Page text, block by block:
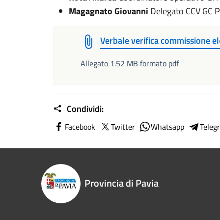
Magagnato Giovanni Delegato CCV GC
Verbale verifica commissione
Allegato 1.52 MB formato pdf
Condividi:
Facebook Twitter Whatsapp
Provincia di Pavia